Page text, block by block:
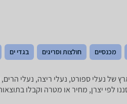
מכנסיים חולצות וסריגים בגדי ים
לפי יצרן, מחיר או מטרה וקבלו